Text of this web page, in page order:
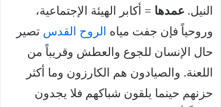
النيل. عمدها = أكابر الهيئة الإجتماعية،
وروحياً فإن جفت مياه
الروح القدس تصير
حال الإنسان للجوع والعطش وقريباً من
اللعنة. والصيادون هم الكارزون وما أكثر
حزنهم حينما يلقون شباكهم فلا يجدون